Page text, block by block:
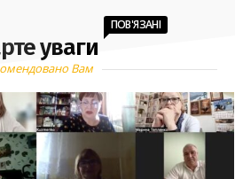
кажуть, що це порушує
готується до нового
– на безпеці
оборонні підприємства мають
критично важливих
уваги
ПОВ'ЯЗАНІ
Вам